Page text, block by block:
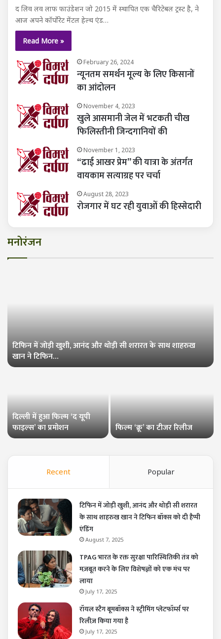
द लिव लव लाफ फाउंडेशन जो 2015 में स्थापित एक चैरिटेबल ट्रस्ट है, ने
आज अपने कॉर्पोरेट मेंटल हेल्थ एंड…
Read More »
February 26, 2024
न्यूनतम समर्थन मूल्य के लिए किसानों
का आंदोलन
November 4, 2023
खुले आसमानी जेल में भटकती चीख
फिलिस्तीनी जिन्दगानियों की
November 1, 2023
“ढाई आखर प्रेम” की यात्रा के अंतर्गत
वायकाम सत्याग्रह पर चर्चा
August 28, 2023
रोजगार में घट रही युवाओं की हिस्सेदारी
मनोरंजन
टिफिन में जोड़ी खुशी, आनंद और थोड़ी सी शरारत के साथ शाहरुख
खान ने टिफिन…
दिल्ली में हुआ फिल्म ‘द यूपी
फाइल्स’ का प्रमोशन
फिल्म ‘क्रू’ का टीजर रिलीज
Recent Popular
टिफिन में जोड़ी खुशी, आनंद और थोड़ी सी शरारत
के साथ शाहरुख खान ने टिफिन बॉक्स को दी हैप्पी
एंडिंग
August 7, 2025
TPAG भारत के रक्त सुरक्षा पारिस्थितिकी तंत्र को
मज़बूत करने के लिए विशेषज्ञों को एक मंच पर
लाया
July 17, 2025
रॉयल स्टैग बूमबॉक्स ने स्ट्रीमिंग प्लेटफॉर्म्स पर
रिलीज़ किया गया है
July 17, 2025